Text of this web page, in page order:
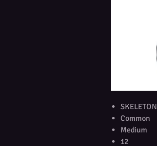
SKELETON
Common
Medium
12